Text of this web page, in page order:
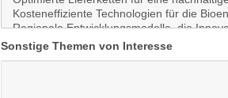
Sonstige Themen von Interesse